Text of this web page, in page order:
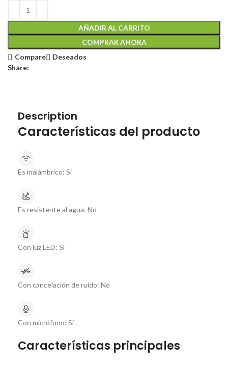
AÑADIR AL CARRITO
COMPRAR AHORA
Compare
Deseados
Share:
Description
Características del producto
Es inalámbrico: Sí
Es resistente al agua: No
Con luz LED: Sí
Con cancelación de ruido: No
Con micrófono: Sí
Características principales